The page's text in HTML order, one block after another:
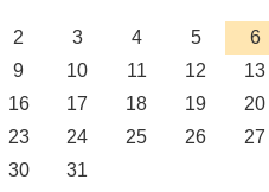
2
3 4 5 6
9
10 11 12 13
16
17 18 19 20
23
24 25 26 27
30
31